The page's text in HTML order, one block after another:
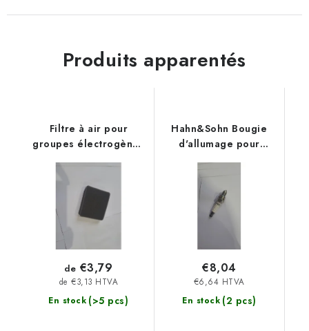
Produits apparentés
Filtre à air pour
groupes électrogènes
En stock (>5 pcs)
de €3,13 HTVA
de €3,79
Hahn&Sohn Bougie
d'allumage pour
à inverseur H IG 700,
H IG 1000
En stock (2 pcs)
€6,64 HTVA
€8,04